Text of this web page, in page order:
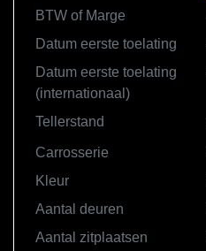
BTW of Marge
Datum eerste toelating
Datum eerste toelating
(internationaal)
Tellerstand
Carrosserie
Kleur
Aantal deuren
Aantal zitplaatsen